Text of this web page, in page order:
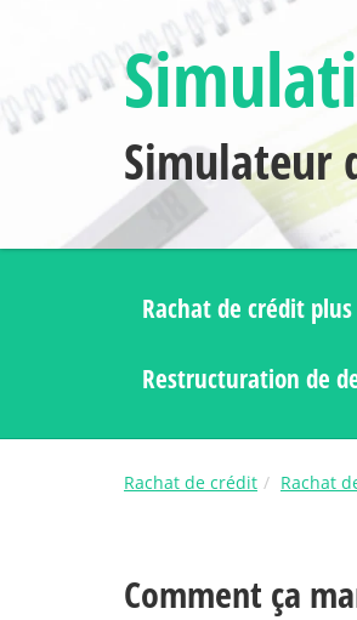
Simulateur
Rachat de crédit
Restructuration de
Rachat de crédit Rachat
Comment ça